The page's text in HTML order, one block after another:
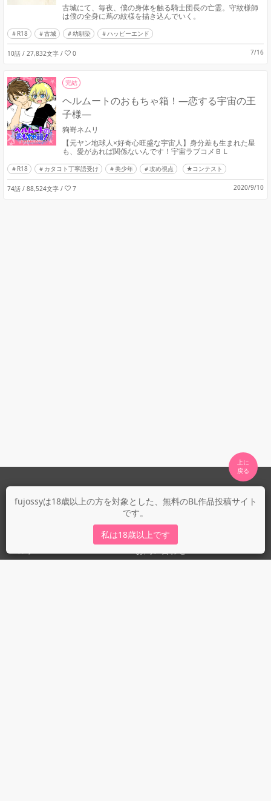
fujossyは18歳以上の方を対象とした、無料のBL作品投稿サイト
です。
私は18歳以上です
古城にて、毎夜、僕の身体を触る騎士団長の亡霊。守紋様師
は僕の全身に蔦の紋様を描き込んでいく。
R18 古城 幼馴染 ハッピーエンド
10話 / 27,832文字 / 0 7/16
完結
ヘルムートのおもちゃ箱！―恋する宇宙の王
子様―
狗嵜ネムリ
【元ヤン地球人×好奇心旺盛な宇宙人】身分差も生まれた星
も、愛があれば関係ないんです！宇宙ラブコメＢＬ
R18 カタコト丁寧語受け 美少年 攻め視点 ★コンテスト
74話 / 88,524文字 / 7 2020/9/10
上に
fujossyについて
fujossy運営ブログ